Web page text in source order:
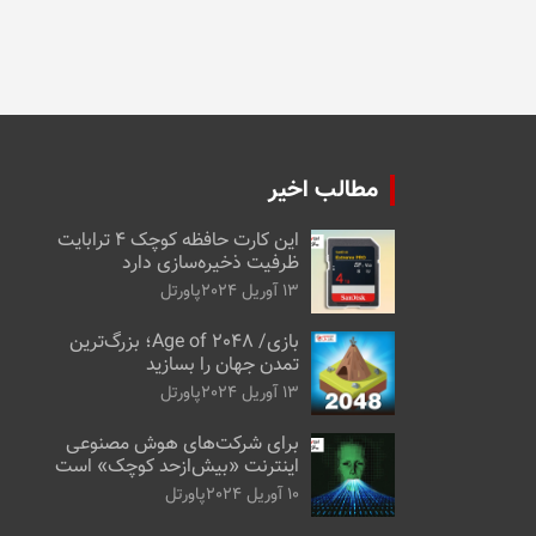
مطالب اخیر
این کارت حافظه کوچک ۴ ترابایت
ظرفیت ذخیره‌سازی دارد
13 آوریل 2024 پاورتل
بازی/ Age of 2048؛ بزرگ‌ترین
تمدن جهان را بسازید
13 آوریل 2024 پاورتل
برای شرکت‌های هوش مصنوعی
اینترنت «بیش‌از‌حد کوچک» است
10 آوریل 2024 پاورتل